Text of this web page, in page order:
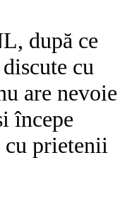
după ce
discute cu
are nevoie
începe
cu prietenii